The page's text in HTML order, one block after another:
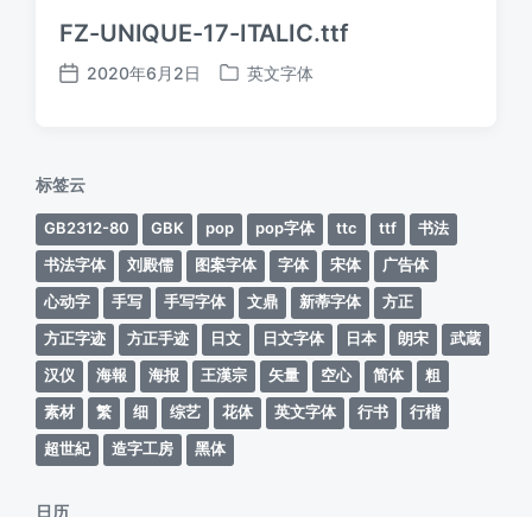
FZ-UNIQUE-17-ITALIC.ttf
发
2020年6月2日
发
英文字体
标签云
GB2312-80 GBK pop pop字体 ttc ttf
书法
书法字体
刘殿儒 图案字体 字体 宋体
广告体
心动字
手写 手写字体 文鼎 新蒂字体
方正
方正字迹
方正手迹 日文 日文字体 日本 朗宋
武蔵
汉仪
海報 海报 王漢宗 矢量 空心 简体
粗
素材
繁 细 综艺 花体 英文字体 行书
行楷
超世紀
造字工房 黑体
日历